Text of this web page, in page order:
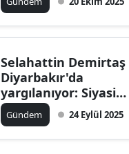
Selahattin Demirtaş
Diyarbakır'da
yargılanıyor: Siyasi
yasak ve 15 yıla kadar
hapis cezası isteniyor
Gündem 24 Eylül 2025